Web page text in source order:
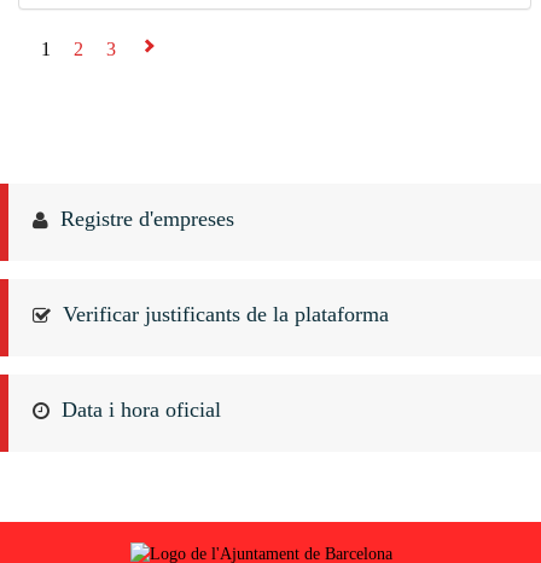
1 2 3 ⇨
Registre d'empreses
Verificar justificants de la plataforma
Data i hora oficial